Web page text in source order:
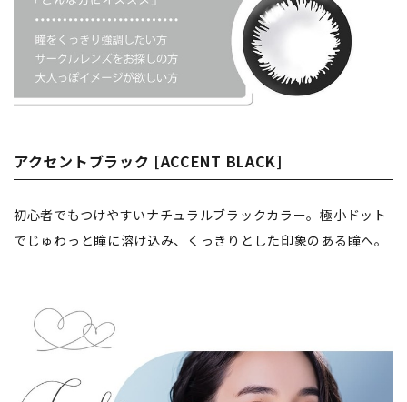
アクセントブラック [ACCENT BLACK]
初心者でもつけやすいナチュラルブラックカラー。極小ドット
でじゅわっと瞳に溶け込み、くっきりとした印象のある瞳へ。